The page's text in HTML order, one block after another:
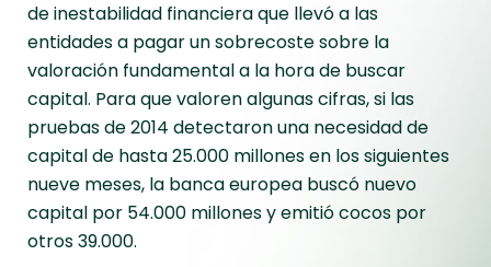
de inestabilidad financiera que llevó a las
entidades a pagar un sobrecoste sobre la
valoración fundamental a la hora de buscar
capital. Para que valoren algunas cifras, si las
pruebas de 2014 detectaron una necesidad de
capital de hasta 25.000 millones en los siguientes
nueve meses, la banca europea buscó nuevo
capital por 54.000 millones y emitió cocos por
otros 39.000.